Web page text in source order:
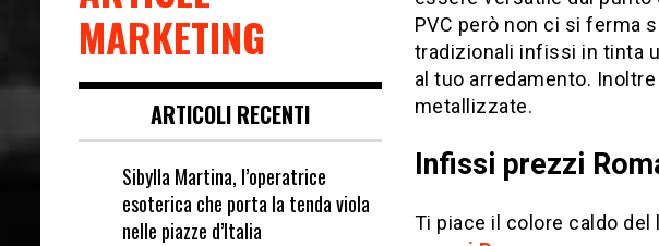
PVC però non ci si ferma
tradizionali infissi in tinta
al tuo arredamento.
metallizzate.
Infissi prezzi
Ti piace il colore caldo del
MARKETING
ARTICOLI RECENTI
Sibylla Martina, l’operatrice
esoterica che porta la tenda viola
nelle piazze d’Italia